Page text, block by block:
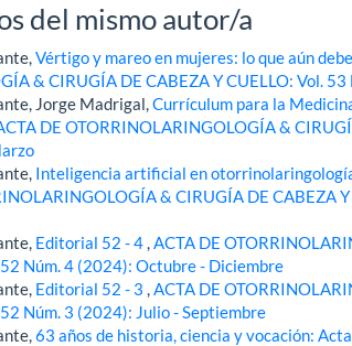
del mismo autor/a
Vértigo y mareo en mujeres: lo que aún
& CIRUGÍA DE CABEZA Y CUELLO: Vol.
Jorge Madrigal,Currículum para la
DE OTORRINOLARINGOLOGÍA &
Inteligencia artificial en
& CIRUGÍA DE CABEZA
Editorial 52 - 4,ACTA DE
Núm. 4 (2024): Octubre - Diciembre
Editorial 52 - 3,ACTA DE
Núm. 3 (2024): Julio - Septiembre
63 años de historia, ciencia y vocación: